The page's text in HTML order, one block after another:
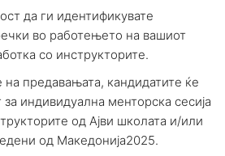
да ги идентификувате
во работењето на вашиот
со инструкторите.
предавањата, кандидатите ќе
индивидуална менторска сесија
од Ајви школата и/или
од Македонија2025.